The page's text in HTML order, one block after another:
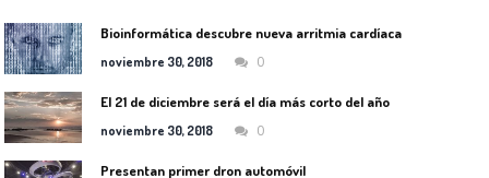
Bioinformática descubre nueva arritmia cardíaca
noviembre 30, 2018 0
El 21 de diciembre será el día más corto del año
noviembre 30, 2018 0
Presentan primer dron automóvil